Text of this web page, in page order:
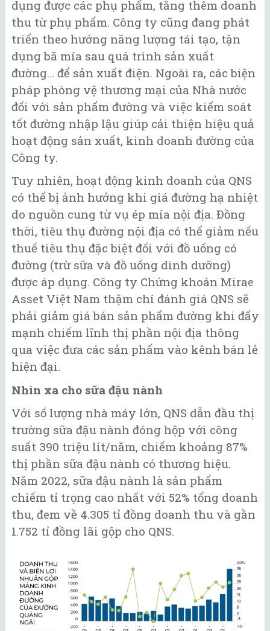
dụng được các phụ phẩm, tăng thêm doanh
thu từ phụ phẩm. Công ty cũng đang phát
triển theo hướng năng lượng tái tạo, tận
dụng bã mía sau quá trình sản xuất
đường... để sản xuất điện. Ngoài ra, các biện
pháp phòng vệ thương mại của Nhà nước
đối với sản phẩm đường và việc kiểm soát
tốt đường nhập lậu giúp cải thiện hiệu quả
hoạt động sản xuất, kinh doanh đường của
Công ty.
Tuy nhiên, hoạt động kinh doanh của QNS
có thể bị ảnh hưởng khi giá đường hạ nhiệt
do nguồn cung từ vụ ép mía nội địa. Đồng
thời, tiêu thụ đường nội địa có thể giảm nếu
thuế tiêu thụ đặc biệt đối với đồ uống có
đường (trừ sữa và đồ uống dinh dưỡng)
được áp dụng. Công ty Chứng khoán Mirae
Asset Việt Nam thậm chí đánh giá QNS sẽ
phải giảm giá bán sản phẩm đường khi đẩy
mạnh chiếm lĩnh thị phần nội địa thông
qua việc đưa các sản phẩm vào kênh bán lẻ
hiện đại.
Nhìn xa cho sữa đậu nành
Với số lượng nhà máy lớn, QNS dẫn đầu thị
trường sữa đậu nành đóng hộp với công
suất 390 triệu lít/năm, chiếm khoảng 87%
thị phần sữa đậu nành có thương hiệu.
Năm 2022, sữa đậu nành là sản phẩm
chiếm tỉ trọng cao nhất với 52% tổng doanh
thu, đem về 4.305 tỉ đồng doanh thu và gần
1.752 tỉ đồng lãi gộp cho QNS.